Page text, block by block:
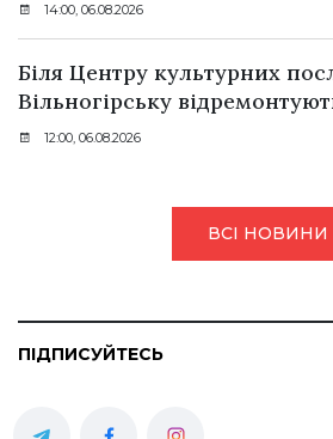
14:00, 06.08.2026
Біля Центру культурних
Вільногірську
12:00, 06.08.2026
ВСІ НОВИНИ
ПІДПИСУЙТЕСЬ